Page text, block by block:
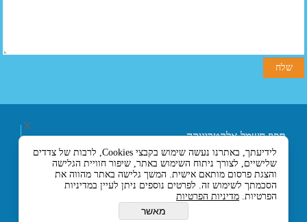
תפוז חשמל אלקטרוניקה
ובקרה בע"מ
רחוב אליעזר בן הורקנוס 5
אזור התעשייה הצפוני,
כניסה מרחוב המסגר, לוד
7129330 ישראל
לידיעתך, באתרנו נעשה שימוש בקבצי Cookies, לרבות של צדדים
שלישיים, לצורך ניתוח השימוש באתר, שיפור חוויית הגלישה
והצגת פרסום מותאם אישית. המשך גלישה באתר מהווה את
הסכמתך לשימוש זה. לפרטים נוספים ניתן לעיין במדיניות
הפרטיות. מדיניות הפרטיות
מאשר